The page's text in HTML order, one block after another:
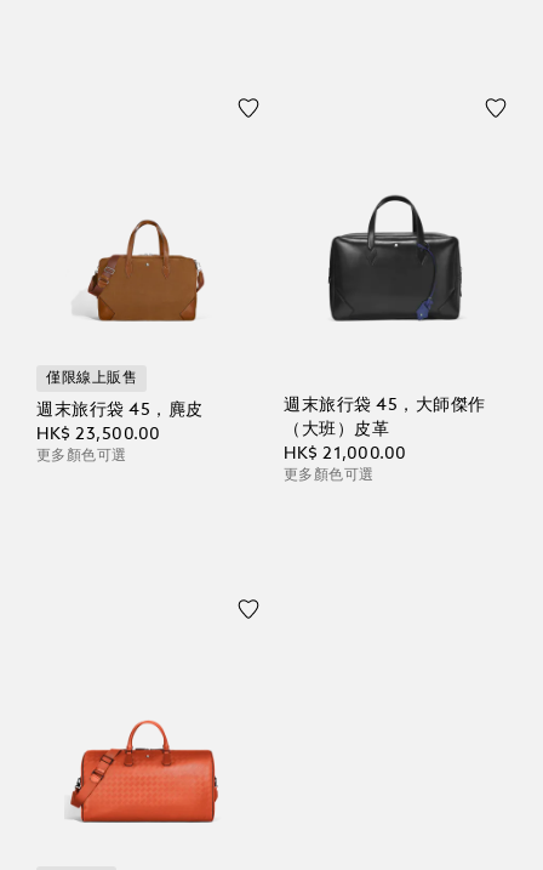
僅限線上販售
週末旅行袋 45，麂皮
HK$ 23,500.00
更多顏色可選
週末旅行袋 45，大師傑作
（大班）皮革
HK$ 21,000.00
更多顏色可選